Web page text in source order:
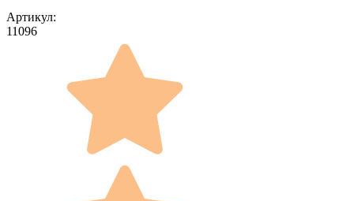
Артикул:
11096